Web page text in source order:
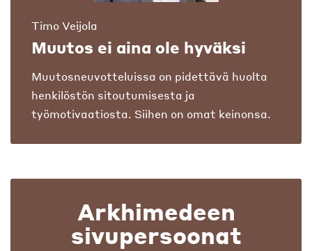
Timo Veijola
Muutos ei aina ole hyväksi
Muutosneuvotteluissa on pidettävä huolta
henkilöstön sitoutumisesta ja
työmotivaatiosta. Siihen on omat keinonsa.
Arkhimedeen
sivupersoonat